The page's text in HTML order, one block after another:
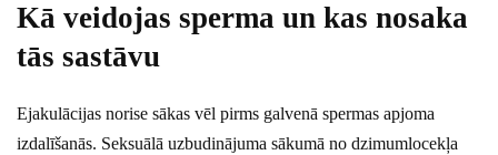
Kā veidojas sperma un kas nosaka
tās sastāvu
Ejakulācijas norise sākas vēl pirms galvenā spermas apjoma
izdalīšanās. Seksuālā uzbudinājuma sākumā no dzimumlocekļa